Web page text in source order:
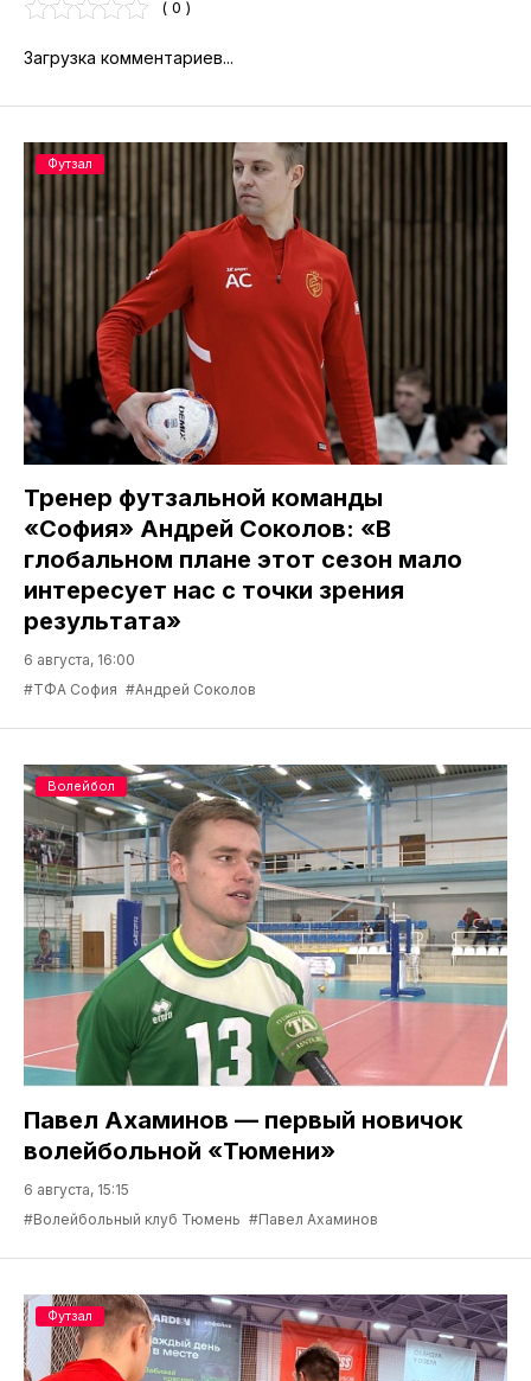
( 0 )
Загрузка комментариев...
Тренер футзальной команды
«София» Андрей Соколов: «В
глобальном плане этот сезон мало
интересует нас с точки зрения
результата»
6 августа, 16:00
#ТФА София #Андрей Соколов
Футзал
Павел Ахаминов — первый новичок
волейбольной «Тюмени»
6 августа, 15:15
#Волейбольный клуб Тюмень #Павел Ахаминов
Волейбол
Футзал